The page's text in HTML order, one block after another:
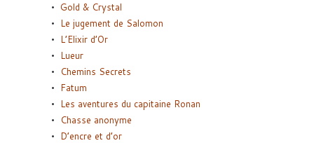
Gold & Crystal
Le jugement de Salomon
L’Elixir d’Or
Lueur
Chemins Secrets
Fatum
Les aventures du capitaine Ronan
Chasse anonyme
D’encre et d’or